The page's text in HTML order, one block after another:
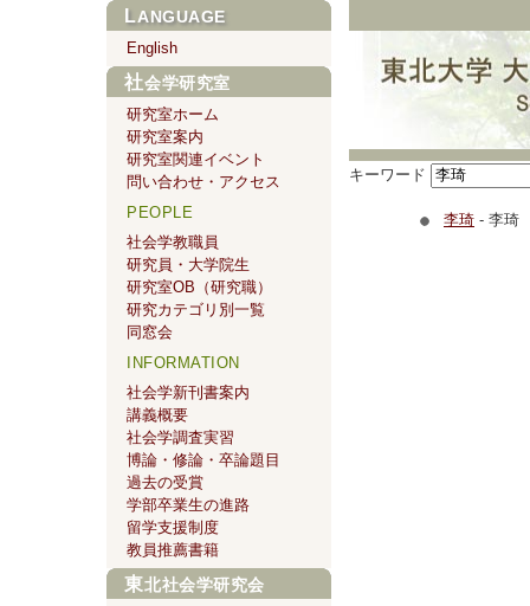
キーワード
李琦 - 李琦
LANGUAGE
English
社会学研究室
研究室ホーム
研究室案内
研究室関連イベント
問い合わせ・アクセス
PEOPLE
社会学教職員
研究員・大学院生
研究室OB（研究職）
研究カテゴリ別一覧
同窓会
INFORMATION
社会学新刊書案内
講義概要
社会学調査実習
博論・修論・卒論題目
過去の受賞
学部卒業生の進路
留学支援制度
教員推薦書籍
東北社会学研究会